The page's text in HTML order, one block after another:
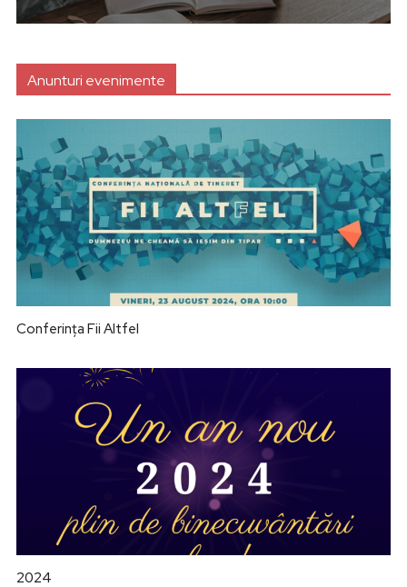
Anunturi evenimente
Conferința Fii Altfel
2024